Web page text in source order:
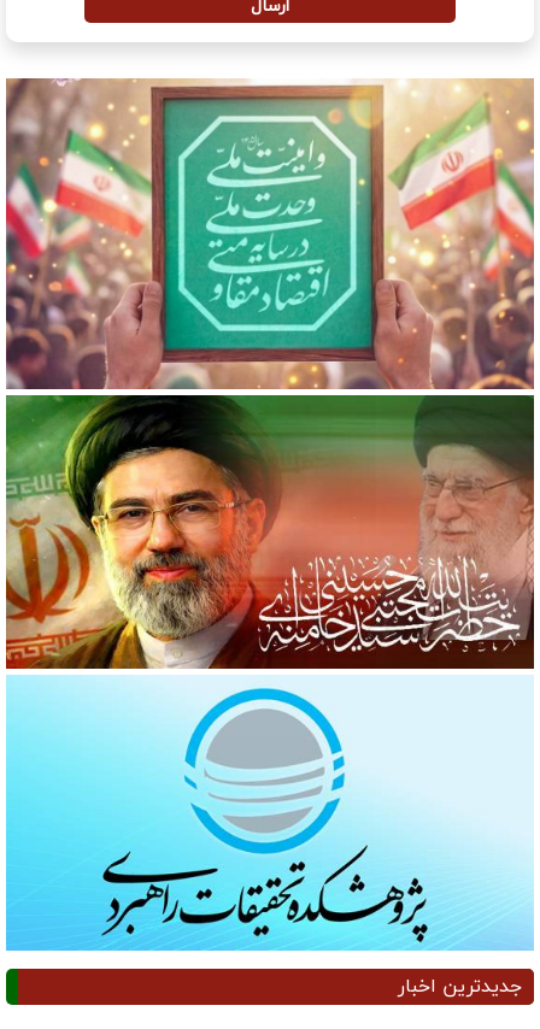
جدیدترین اخبار